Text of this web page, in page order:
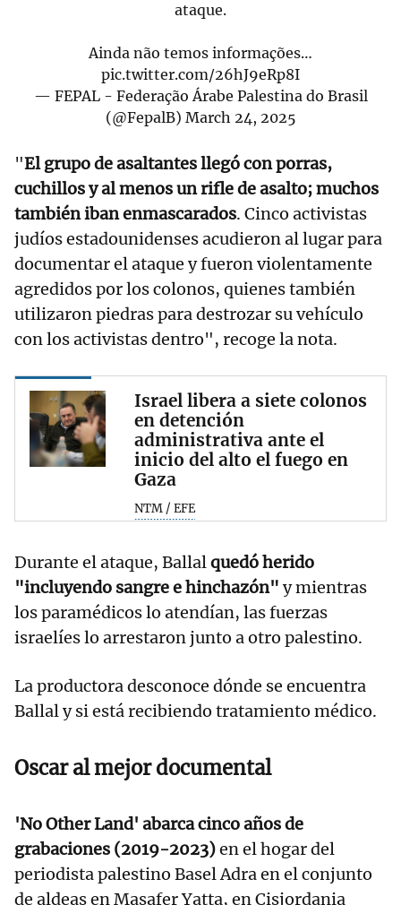
ataque.
Ainda não temos informações…
pic.twitter.com/26hJ9eRp8I
— FEPAL - Federação Árabe Palestina do Brasil
(@FepalB) March 24, 2025
"El grupo de asaltantes llegó con porras,
cuchillos y al menos un rifle de asalto; muchos
también iban enmascarados. Cinco activistas
judíos estadounidenses acudieron al lugar para
documentar el ataque y fueron violentamente
agredidos por los colonos, quienes también
utilizaron piedras para destrozar su vehículo
con los activistas dentro", recoge la nota.
Israel libera a siete colonos
en detención
administrativa ante el
inicio del alto el fuego en
Gaza
NTM / EFE
Durante el ataque, Ballalquedó herido
"incluyendo sangre e hinchazón" y mientras
los paramédicos lo atendían, las fuerzas
israelíes lo arrestaron junto a otro palestino.
La productora desconoce dónde se encuentra
Ballal y si está recibiendo tratamiento médico.
Oscar al mejor documental
'No Other Land' abarca cinco años de
grabaciones (2019-2023)en el hogar del
periodista palestino Basel Adra en el conjunto
de aldeas en Masafer Yatta, en Cisjordania